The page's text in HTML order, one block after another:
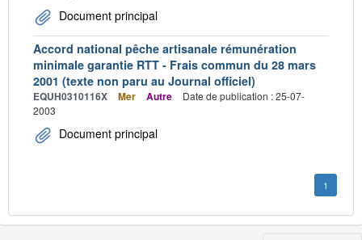
Document principal
Accord national pêche artisanale rémunération
minimale garantie RTT - Frais commun du 28 mars
2001 (texte non paru au Journal officiel)
EQUH0310116X Mer Autre
Date de publication : 25-07-
2003
Document principal
1